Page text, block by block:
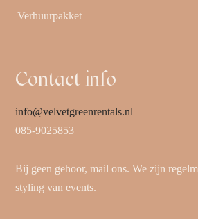
Verhuurpakket
Contact info
info@velvetgreenrentals.nl
085-9025853
Bij geen gehoor, mail ons. We zijn
styling van events.